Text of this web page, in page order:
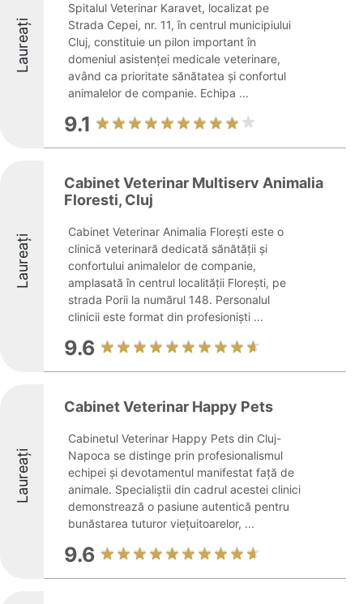
Laureați
Spitalul Veterinar Karavet, localizat pe
Strada Cepei, nr. 11, în centrul municipiului
Cluj, constituie un pilon important în
domeniul asistenței medicale veterinare,
având ca prioritate sănătatea și confortul
animalelor de companie. Echipa ...
9.1
Laureați
Cabinet Veterinar Multiserv Animalia
Floresti, Cluj
Cabinet Veterinar Animalia Florești este o
clinică veterinară dedicată sănătății și
confortului animalelor de companie,
amplasată în centrul localității Florești, pe
strada Porii la numărul 148. Personalul
clinicii este format din profesioniști ...
9.6
Laureați
Cabinet Veterinar Happy Pets
Cabinetul Veterinar Happy Pets din Cluj-
Napoca se distinge prin profesionalismul
echipei și devotamentul manifestat față de
animale. Specialiștii din cadrul acestei clinici
demonstrează o pasiune autentică pentru
bunăstarea tuturor viețuitoarelor, ...
9.6